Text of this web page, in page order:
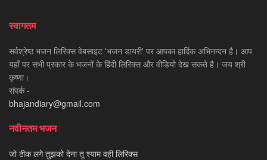
स्वागतम
सर्वश्रेष्ठ भजन लिरिक्स वेबसाइट 'भजन डायरी' पर आपका हार्दिक अभिनन्दन है। आप
यहाँ पर सभी प्रकार के भजनों के हिंदी लिरिक्स और वीडियो देख सकते है। जय श्री
कृष्णा।
संपर्क -
bhajandiary@gmail.com
नवीनतम भजन
जो ठीक लगे तुझको देना तू श्याम वही लिरिक्स